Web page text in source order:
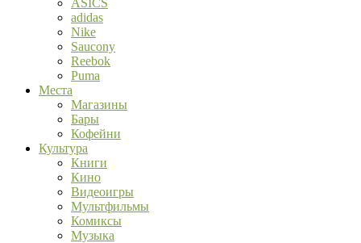
ASICS
adidas
Nike
Saucony
Reebok
Puma
Места
Магазины
Бары
Кофейни
Культура
Книги
Кино
Видеоигры
Мультфильмы
Комиксы
Музыка